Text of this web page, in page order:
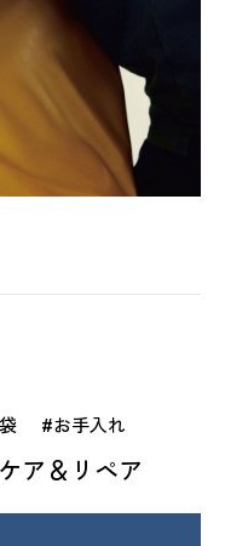
#お手入れ
ア＆リペア